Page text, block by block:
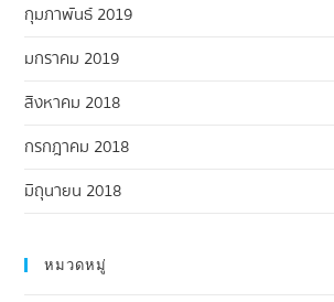
กุมภาพันธ์ 2019
มกราคม 2019
สิงหาคม 2018
กรกฎาคม 2018
มิถุนายน 2018
หมวดหมู่